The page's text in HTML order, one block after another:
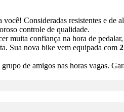
Consideradas resistentes e
controle de qualidade.
confiança na hora de
Sua nova bike vem equipada com
de amigos nas horas vagas.